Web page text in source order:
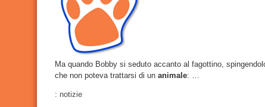
Ma quando Bobby si seduto accanto al fagottino,
che non poteva trattarsi di un animale: …
: notizie